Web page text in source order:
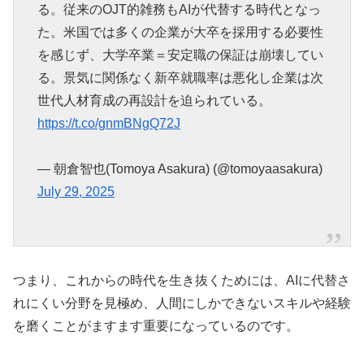
る。従来のOJT的雑務もAIが代替する時代となっ
た。米国では多くの企業が大卒を採用する必要性
を感じず、大学卒業＝安定職の保証は崩壊してい
る。景気に関係なく新卒就職率は悪化し企業は次
世代人材育成の再設計を迫られている。
https://t.co/gnmBNgQ72J
— 朝倉智也(Tomoya Asakura) (@tomoyaasakura)
July 29, 2025
つまり、これからの時代を生き抜くためには、AIに代替さ
れにくい分野を見極め、人間にしかできないスキルや経験
を磨くことがますます重要になっているのです。